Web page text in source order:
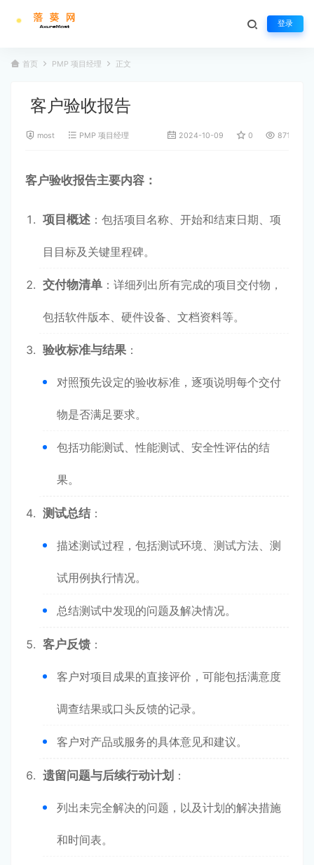
登录
首页 PMP 项目经理 正文
客户验收报告
most PMP 项目经理 2024-10-09 0 871
客户验收报告主要内容：
项目概述 ：包括项目名称、开始和结束日期、项
目目标及关键里程碑。
交付物清单 ：详细列出所有完成的项目交付物，
包括软件版本、硬件设备、文档资料等。
验收标准与结果 ：
对照预先设定的验收标准，逐项说明每个交付
物是否满足要求。
包括功能测试、性能测试、安全性评估的结
果。
测试总结：
描述测试过程，包括测试环境、测试方法、测
试用例执行情况。
总结测试中发现的问题及解决情况。
客户反馈 ：
客户对项目成果的直接评价，可能包括满意度
调查结果或口头反馈的记录。
客户对产品或服务的具体意见和建议。
遗留问题与后续行动计划 ：
列出未完全解决的问题，以及计划的解决措施
和时间表。